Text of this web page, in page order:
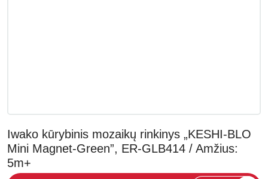
Iwako kūrybinis mozaikų rinkinys „KESHI-BLO
Mini Magnet-Green”, ER-GLB414 / Amžius:
5m+